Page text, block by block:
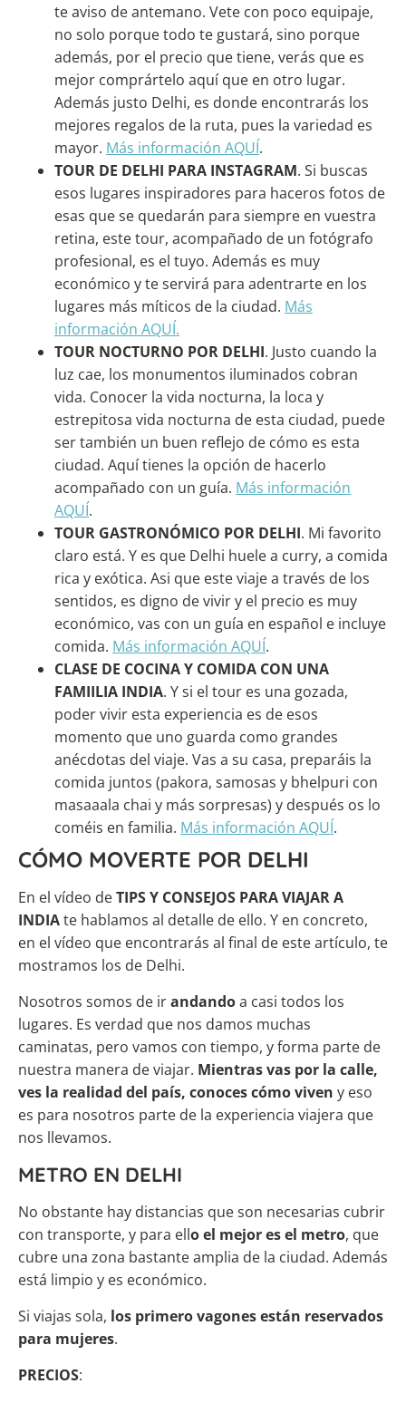
te aviso de antemano. Vete con poco equipaje,
no solo porque todo te gustará, sino porque
además, por el precio que tiene, verás que es
mejor comprártelo aquí que en otro lugar.
Además justo Delhi, es donde encontrarás los
mejores regalos de la ruta, pues la variedad es
mayor. Más información AQUÍ.
TOUR DE DELHI PARA INSTAGRAM. Si buscas
esos lugares inspiradores para haceros fotos de
esas que se quedarán para siempre en vuestra
retina, este tour, acompañado de un fotógrafo
profesional, es el tuyo. Además es muy
económico y te servirá para adentrarte en los
lugares más míticos de la ciudad. Más
información AQUÍ.
TOUR NOCTURNO POR DELHI. Justo cuando la
luz cae, los monumentos iluminados cobran
vida. Conocer la vida nocturna, la loca y
estrepitosa vida nocturna de esta ciudad, puede
ser también un buen reflejo de cómo es esta
ciudad. Aquí tienes la opción de hacerlo
acompañado con un guía. Más información
AQUÍ.
TOUR GASTRONÓMICO POR DELHI. Mi favorito
claro está. Y es que Delhi huele a curry, a comida
rica y exótica. Asi que este viaje a través de los
sentidos, es digno de vivir y el precio es muy
económico, vas con un guía en español e incluye
comida. Más información AQUÍ.
CLASE DE COCINA Y COMIDA CON UNA
FAMIILIA INDIA. Y si el tour es una gozada,
poder vivir esta experiencia es de esos
momento que uno guarda como grandes
anécdotas del viaje. Vas a su casa, preparáis la
comida juntos (pakora, samosas y bhelpuri con
masaaala chai y más sorpresas) y después os lo
coméis en familia. Más información AQUÍ.
CÓMO MOVERTE POR DELHI
En el vídeo deTIPS Y CONSEJOS PARA VIAJAR A
INDIAte hablamos al detalle de ello. Y en concreto,
en el vídeo que encontrarás al final de este artículo, te
mostramos los de Delhi.
Nosotros somos de irandandoa casi todos los
lugares. Es verdad que nos damos muchas
caminatas, pero vamos con tiempo, y forma parte de
nuestra manera de viajar. Mientras vas por la calle,
ves la realidad del país, conoces cómo viven y eso
es para nosotros parte de la experiencia viajera que
nos llevamos.
METRO EN DELHI
No obstante hay distancias que son necesarias cubrir
con transporte, y para ello el mejor es el metro, que
cubre una zona bastante amplia de la ciudad. Además
está limpio y es económico.
Si viajas sola, los primero vagones están reservados
para mujeres.
PRECIOS: